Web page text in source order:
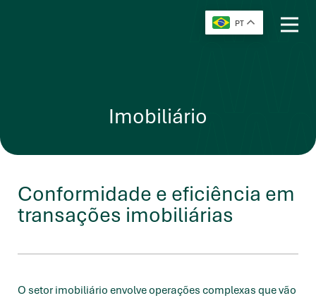
PT
Imobiliário
Conformidade e eficiência em
transações imobiliárias
O setor imobiliário envolve operações complexas que vão